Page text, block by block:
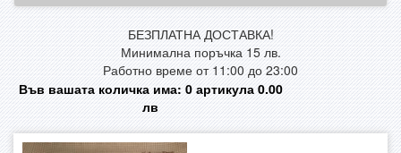
БЕЗПЛАТНА ДОСТАВКА!
Минимална поръчка 15 лв.
Работно време от 11:00 до 23:00
Във вашата количка има:0артикула0.00
лв